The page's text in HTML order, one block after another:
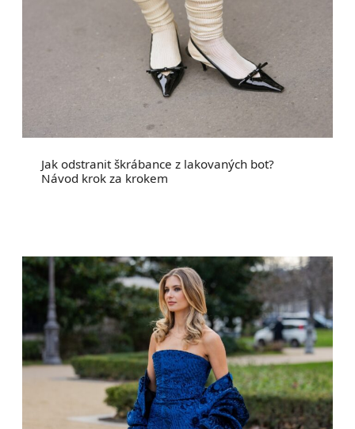
Jak odstranit škrábance z lakovaných bot?
Návod krok za krokem